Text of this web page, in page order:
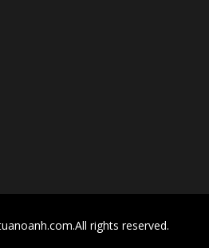
rights reserved.